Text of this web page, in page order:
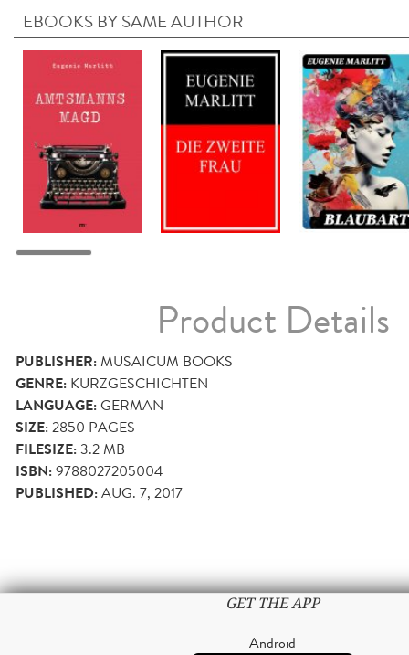
EBOOKS BY SAME AUTHOR
Product Details
PUBLISHER:MUSAICUM BOOKS
GENRE: KURZGESCHICHTEN
LANGUAGE:GERMAN
SIZE:2850 PAGES
FILESIZE:3.2 MB
ISBN:9788027205004
PUBLISHED:AUG. 7, 2017
GET THE APP
Android